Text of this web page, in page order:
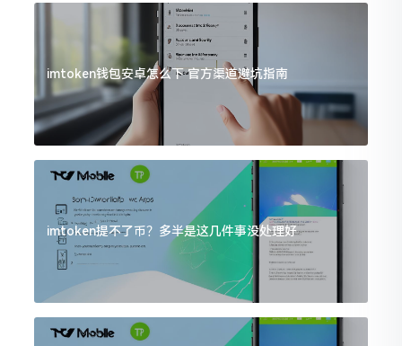
imtoken钱包安卓怎么下 官方渠道避坑指南
imtoken提不了币？多半是这几件事没处理好